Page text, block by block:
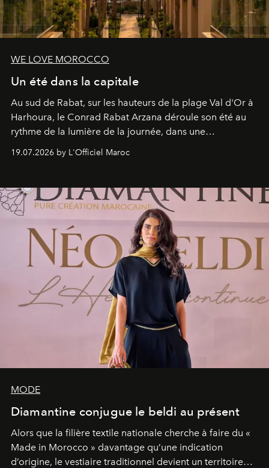
WE LOVE MOROCCO
Un été dans la capitale
Au sud de Rabat, sur les hauteurs de la plage Val d'Or à
Harhoura, le Conrad Rabat Arzana déroule son été au
rythme de la lumière de la journée, dans une
rendez-vous avec l’océan.
19.07.2026 by L'Officiel Maroc
MODE
Diamantine conjugue le beldi au présent
Alors que la filière textile nationale cherche à faire du «
Made in Morocco » davantage qu’une indication
d’origine, le vestiaire traditionnel devient un territoire